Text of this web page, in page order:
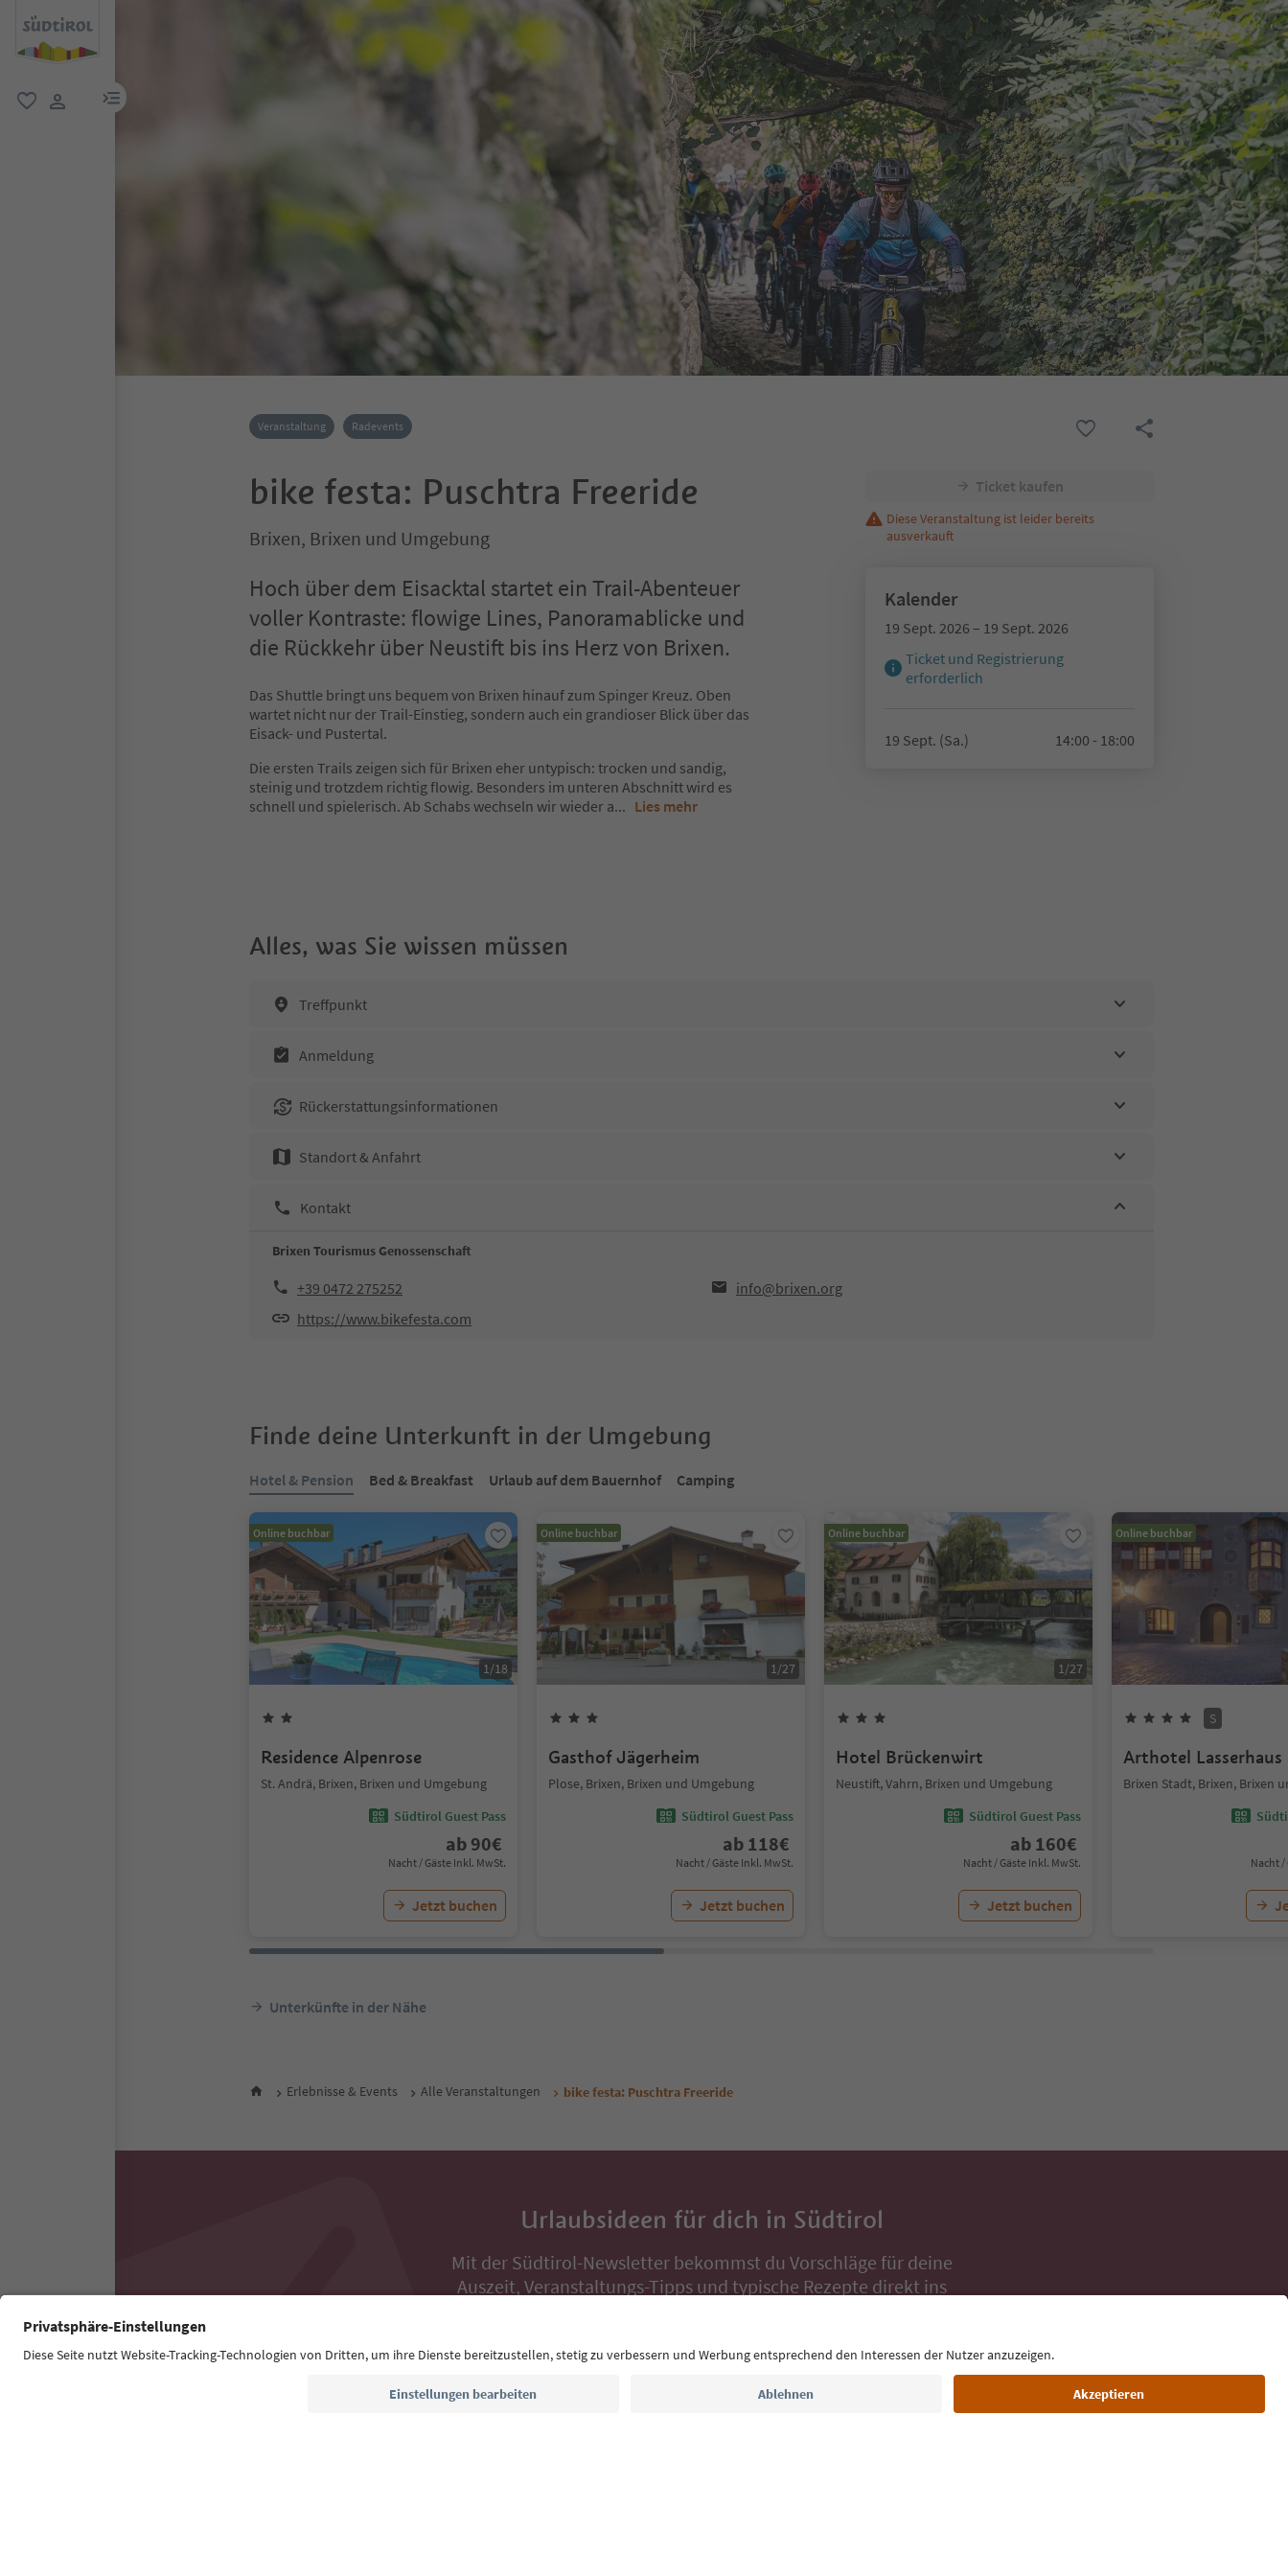
menu link
Veranstaltung Radevents
bike festa: Puschtra Freeride
Brixen, Brixen und Umgebung
Hoch über dem Eisacktal startet ein Trail-Abenteuer
voller Kontraste: flowige Lines, Panoramablicke und
die Rückkehr über Neustift bis ins Herz von Brixen.
Das Shuttle bringt uns bequem von Brixen hinauf zum Spinger Kreuz. Oben
wartet nicht nur der Trail-Einstieg, sondern auch ein grandioser Blick über das
Eisack- und Pustertal.
Die ersten Trails zeigen sich für Brixen eher untypisch: trocken und sandig,
steinig und trotzdem richtig flowig. Besonders im unteren Abschnitt wird es
schnell und spielerisch. Ab Schabs wechseln wir wieder a... Lies mehr
Ticket kaufen
Diese Veranstaltung ist leider bereits
ausverkauft
Kalender
19 Sept. 2026 – 19 Sept. 2026
Ticket und Registrierung
erforderlich
19 Sept. (Sa.) 14:00 - 18:00
Alles, was Sie wissen müssen
Treffpunkt
Anmeldung
Rückerstattungsinformationen
Standort & Anfahrt
Kontakt
Brixen Tourismus Genossenschaft
+39 0472 275252
info@brixen.org
https://www.bikefesta.com
Finde deine Unterkunft in der Umgebung
Hotel & Pension Bed & Breakfast Urlaub auf dem Bauernhof Camping
Online buchbar
1/18
Residence Alpenrose
St. Andrä, Brixen, Brixen und Umgebung
Südtirol Guest Pass
ab 90€
Nacht / Gäste Inkl. MwSt.
Jetzt buchen
Online buchbar
1/27
Gasthof Jägerheim
Plose, Brixen, Brixen und Umgebung
Südtirol Guest Pass
ab 118€
Nacht / Gäste Inkl. MwSt.
Jetzt buchen
Online buchbar
1/27
Hotel Brückenwirt
Neustift, Vahrn, Brixen und Umgebung
Südtirol Guest Pass
ab 160€
Nacht / Gäste Inkl. MwSt.
Jetzt buchen
Online buchbar
S
Arthotel Lasserhaus
Brixen Stadt, Brixen, Brixen
Nacht /
Unterkünfte in der Nähe
Erlebnisse & Events Alle Veranstaltungen bike festa: Puschtra Freeride
Urlaubsideen für dich in Südtirol
Mit der Südtirol-Newsletter bekommst du Vorschläge für deine
Auszeit, Veranstaltungs-Tipps und typische Rezepte direkt ins